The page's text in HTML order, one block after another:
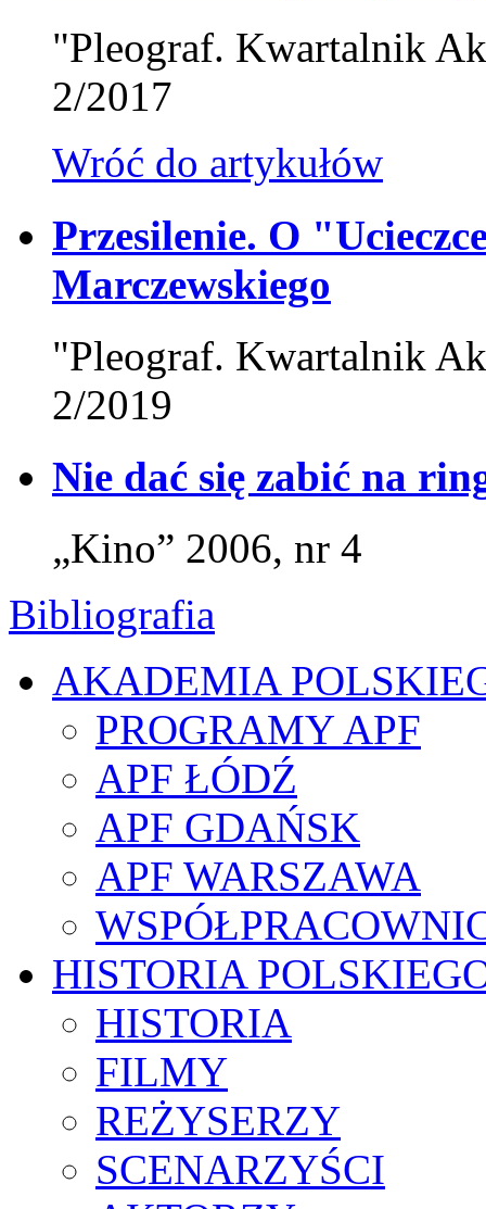
"Pleograf. Kwartalnik
2/2017
Wróć do artykułów
Przesilenie. O
Marczewskiego
"Pleograf. Kwartalnik
2/2019
Nie dać się zabić na
„Kino” 2006, nr 4
Bibliografia
AKADEMIA
PROGRAMY APF
APF ŁÓDŹ
APF GDAŃSK
APF WARSZAWA
HISTORIA
HISTORIA
FILMY
REŻYSERZY
SCENARZYŚCI